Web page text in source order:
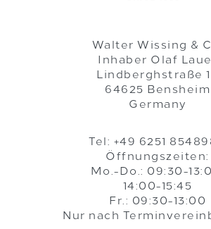
Walter Wissing &
Inhaber Olaf
Lindberghstraße
64625 Bensheim
Germany
Tel: +49 6251
Öffnungszeiten:
Mo.-Do.: 09:30-
14:00-15:45
Fr.: 09:30-13:00
Nur nach